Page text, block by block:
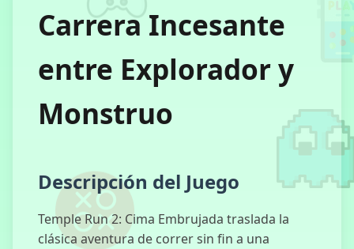
Escape Road
Halloween
Granny
Carrera Incesante
entre Explorador y
Monstruo
Descripción del Juego
Temple Run 2: Cima Embrujada traslada la
clásica aventura de correr sin fin a una